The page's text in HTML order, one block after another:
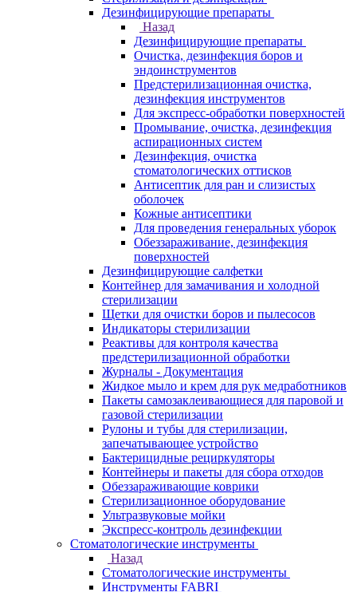
Дезинфицирующие препараты
Назад
Дезинфицирующие препараты
Очистка, дезинфекция боров и
эндоинструментов
Предстерилизационная очистка,
дезинфекция инструментов
Для экспресс-обработки поверхностей
Промывание, очистка, дезинфекция
аспирационных систем
Дезинфекция, очистка
стоматологических оттисков
Антисептик для ран и слизистых
оболочек
Кожные антисептики
Для проведения генеральных уборок
Обеззараживание, дезинфекция
поверхностей
Дезинфицирующие салфетки
Контейнер для замачивания и холодной
стерилизации
Щетки для очистки боров и пылесосов
Индикаторы стерилизации
Реактивы для контроля качества
предстерилизационной обработки
Журналы - Документация
Жидкое мыло и крем для рук медработников
Пакеты самозаклеивающиеся для паровой и
газовой стерилизации
Рулоны и тубы для стерилизации,
запечатывающее устройство
Бактерицидные рециркуляторы
Контейнеры и пакеты для сбора отходов
Обеззараживающие коврики
Стерилизационное оборудование
Ультразвуковые мойки
Экспресс-контроль дезинфекции
Стоматологические инструменты
Назад
Стоматологические инструменты
Инструменты FABRI